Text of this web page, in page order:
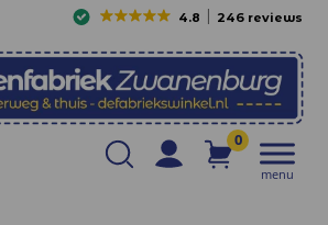
4.8 246 reviews
0
menu